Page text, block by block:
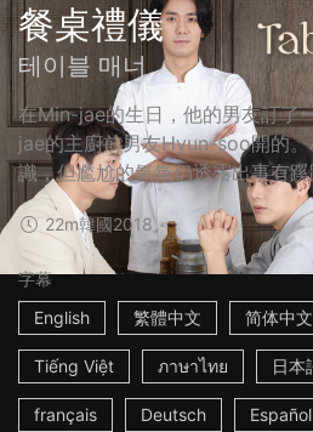
餐桌禮儀
테이블 매너
在Min-jae的生日，他的男友訂了
jae的主廚前男友Hyun-soo開的。
識，但尷尬的氣氛仍透露出事有
22m韓國2018
字幕
English
繁體中文 简体中文
Tiếng Việt ภาษาไทย 日本
français Deutsch Español